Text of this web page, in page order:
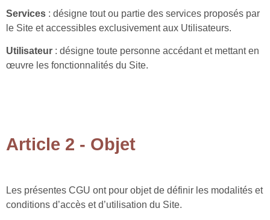
Services : désigne tout ou partie des services proposés par
le Site et accessibles exclusivement aux Utilisateurs.
Utilisateur : désigne toute personne accédant et mettant en
œuvre les fonctionnalités du Site.
Article 2 - Objet
Les présentes CGU ont pour objet de définir les modalités et
conditions d’accès et d’utilisation du Site.